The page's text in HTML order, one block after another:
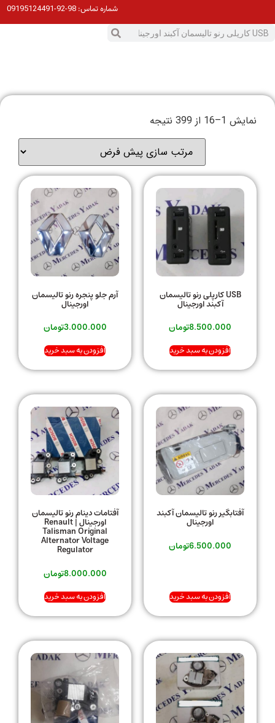
شماره تماس:98-92-09195124491
نمایش 1–16 از 399 نتیجه
USB کارپلی رنو تالیسمان
آکبند اورجینال
8.500.000تومان
افزودن به سبد خرید
آرم جلو پنجره رنو تالیسمان
اورجینال
3.000.000تومان
افزودن به سبد خرید
آفتابگیر رنو تالیسمان آکبند
اورجینال
6.500.000تومان
افزودن به سبد خرید
آفتامات دینام رنو تالیسمان
اورجینال | Renault
Talisman Original
Alternator Voltage
Regulator
8.000.000تومان
افزودن به سبد خرید